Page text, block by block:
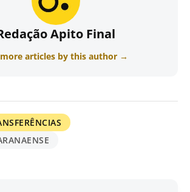
Apito Final
more articles by this author →